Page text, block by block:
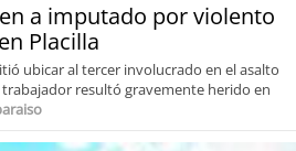
a imputado por violento
Placilla
ubicar al tercer involucrado en el asalto
resultó gravemente herido en